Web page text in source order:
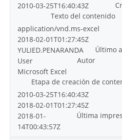
2010-03-25T16:40:43Z
Texto del contenido
application/vnd.ms-excel
2018-02-01T01:27:45Z
Último
YULIED.PENARANDA
Autor
User
Microsoft Excel
Etapa de creación de
2010-03-25T16:40:43Z
2018-02-01T01:27:45Z
Última
2018-01-
14T00:43:57Z